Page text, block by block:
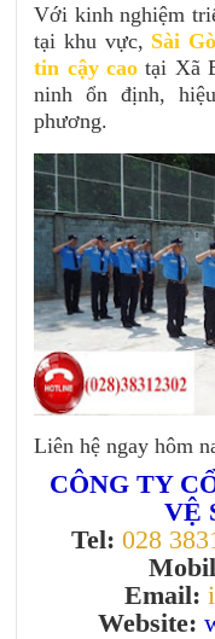
Với kinh nghiệm
tại khu vực, Sài
tin cậy cao tại Xã
ninh ổn định,
phương.
Liên hệ ngay hôm
CÔNG TY
VỆ
Tel: 028
Email:
Website: